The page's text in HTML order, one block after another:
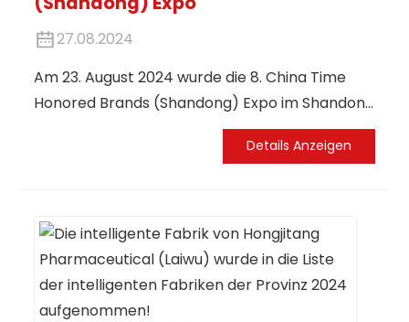
27.08.2024
Am 23. August 2024 wurde die 8. China Time
Honored Brands (Shandong) Expo im Shandong
International Convention and Exhibition Center
feierlich eröffnet. Über 600 Unternehmen aus
Unternehmen, das als „Chinesische
Traditionsmarke“ ausgezeichnet wurde, war
auch Smart National Pharmaceutical
Hongjitang zur Teilnahme an der Ausstellung
Details Anzeigen